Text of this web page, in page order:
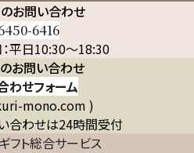
お問い合わせ
6416
平日10:30～18:30
お問い合わせ
わせフォーム
mono.com )
合わせは24時間受付
フト総合サービス